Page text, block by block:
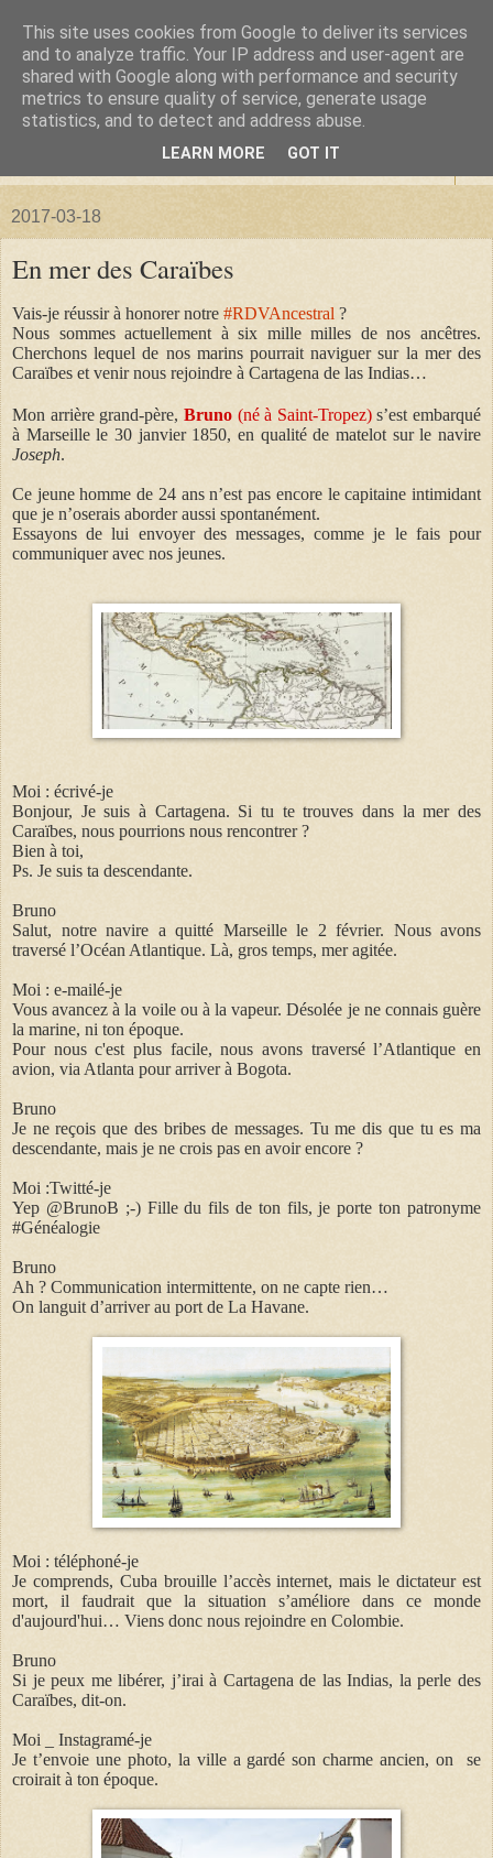
La forêt de Briqueloup
"Nous deviendrons des histoires pour nos enfants"
2017-03-18
En mer des Caraïbes
Vais-je réussir à honorer notre #RDVAncestral ?
Nous sommes actuellement à six mille milles de nos ancêtres.
Cherchons lequel de nos marins pourrait naviguer sur la mer des
Caraïbes et venir nous rejoindre à Cartagena de las Indias…
Mon arrière grand-père, Bruno (né à Saint-Tropez) s’est embarqué
à Marseille le 30 janvier 1850, en qualité de matelot sur le navire
Joseph.
Ce jeune homme de 24 ans n’est pas encore le capitaine intimidant
que je n’oserais aborder aussi spontanément.
Essayons de lui envoyer des messages, comme je le fais pour
communiquer avec nos jeunes.
Moi : écrivé-je
Bonjour, Je suis à Cartagena. Si tu te trouves dans la mer des
Caraïbes, nous pourrions nous rencontrer ?
Bien à toi,
Ps. Je suis ta descendante.
Bruno
Salut, notre navire a quitté Marseille le 2 février. Nous avons
traversé l’Océan Atlantique. Là, gros temps, mer agitée.
Moi : e-mailé-je
Vous avancez à la voile ou à la vapeur. Désolée je ne connais guère
la marine, ni ton époque.
Pour nous c'est plus facile, nous avons traversé l’Atlantique en
avion, via Atlanta pour arriver à Bogota.
Bruno
Je ne reçois que des bribes de messages. Tu me dis que tu es ma
descendante, mais je ne crois pas en avoir encore ?
Moi :Twitté-je
Yep @BrunoB ;-) Fille du fils de ton fils, je porte ton patronyme
#Généalogie
Bruno
Ah ? Communication intermittente, on ne capte rien…
On languit d’arriver au port de La Havane.
Moi : téléphoné-je
Je comprends, Cuba brouille l’accès internet, mais le dictateur est
mort, il faudrait que la situation s’améliore dans ce monde
d'aujourd'hui… Viens donc nous rejoindre en Colombie.
Bruno
Si je peux me libérer, j’irai à Cartagena de las Indias, la perle des
Caraïbes, dit-on.
Moi _ Instagramé-je
Je t’envoie une photo, la ville a gardé son charme ancien, on se
croirait à ton époque.
This site uses cookies from Google to deliver its services
and to analyze traffic. Your IP address and user-agent are
shared with Google along with performance and security
metrics to ensure quality of service, generate usage
statistics, and to detect and address abuse.
LEARN MORE GOT IT